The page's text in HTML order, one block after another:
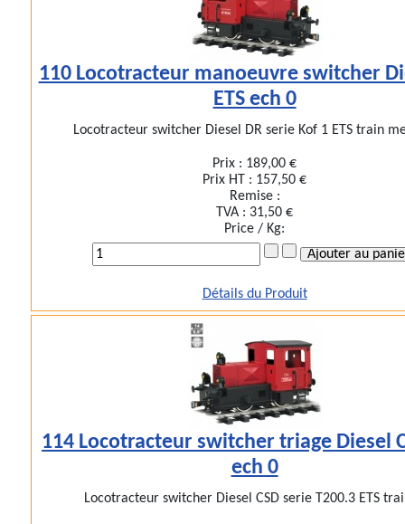
110 Locotracteur manoeuvre switcher
ETS ech 0
Locotracteur switcher Diesel DR serie Kof 1 ETS train
Prix : 189,00 €
Prix HT : 157,50 €
Remise :
TVA : 31,50 €
Price / Kg:
Détails du Produit
114 Locotracteur switcher triage Diesel
ech 0
Locotracteur switcher Diesel CSD serie T200.3 ETS